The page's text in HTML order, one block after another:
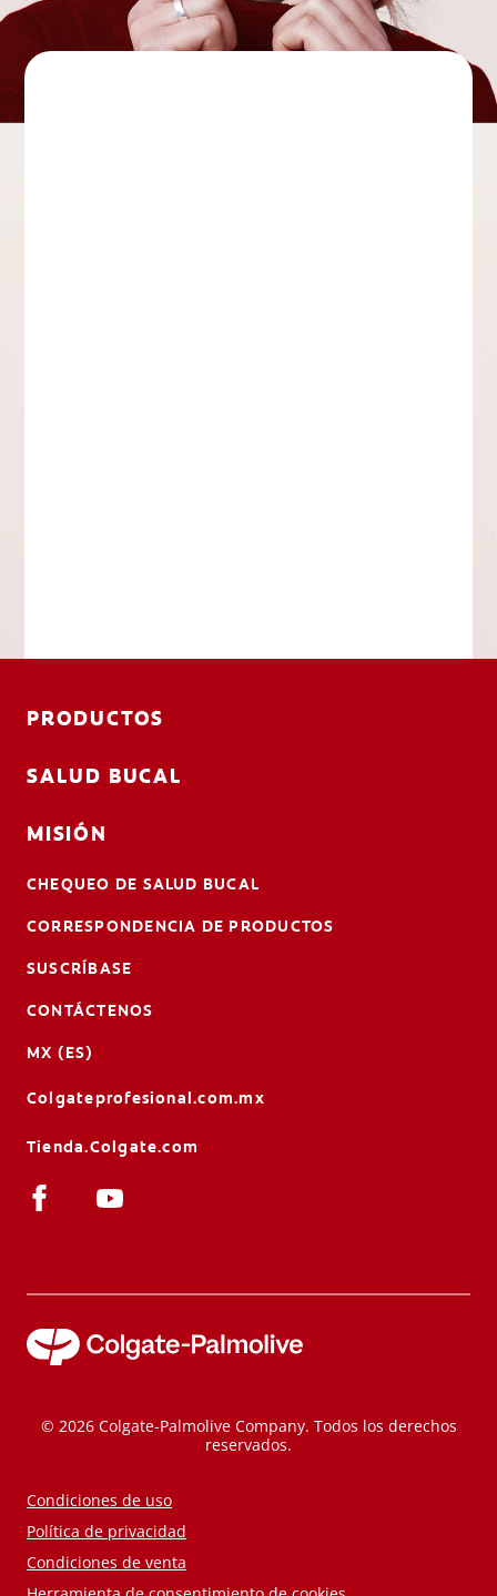
PRODUCTOS
SALUD BUCAL
MISIÓN
CHEQUEO DE SALUD BUCAL
CORRESPONDENCIA DE PRODUCTOS
SUSCRÍBASE
CONTÁCTENOS
MX (ES)
Colgateprofesional.com.mx
Tienda.Colgate.com
© 2026 Colgate-Palmolive Company. Todos los derechos
reservados.
Condiciones de uso
Política de privacidad
Condiciones de venta